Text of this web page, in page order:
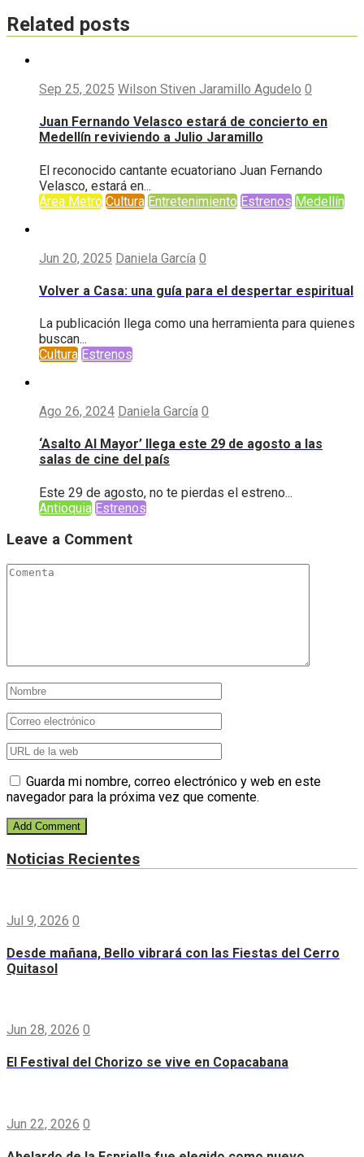
Related posts
Sep 25, 2025 Wilson Stiven Jaramillo Agudelo 0
Juan Fernando Velasco estará de concierto en
Medellín reviviendo a Julio Jaramillo
El reconocido cantante ecuatoriano Juan Fernando
Velasco, estará en...
Área Metro Cultura Entretenimiento Estrenos Medellín
Jun 20, 2025 Daniela García 0
Volver a Casa: una guía para el despertar espiritual
La publicación llega como una herramienta para quienes
buscan...
Cultura Estrenos
Ago 26, 2024 Daniela García 0
‘Asalto Al Mayor’ llega este 29 de agosto a las
salas de cine del país
Este 29 de agosto, no te pierdas el estreno...
Antioquia Estrenos
Leave a Comment
Guarda mi nombre, correo electrónico y web en este
navegador para la próxima vez que comente.
Noticias Recientes
Jul 9, 2026 0
Desde mañana, Bello vibrará con las Fiestas del Cerro
Quitasol
Jun 28, 2026 0
El Festival del Chorizo se vive en Copacabana
Jun 22, 2026 0